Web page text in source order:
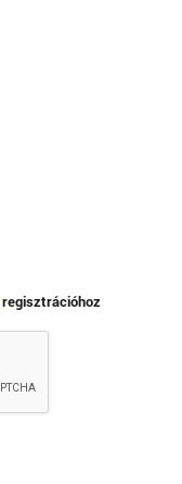
regisztrációhoz